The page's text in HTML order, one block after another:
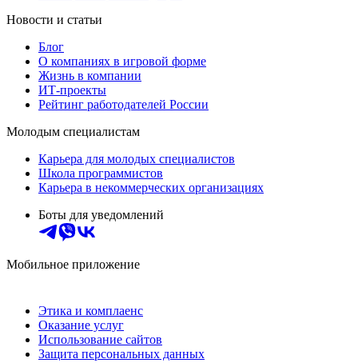
Новости и статьи
Блог
О компаниях в игровой форме
Жизнь в компании
ИТ-проекты
Рейтинг работодателей России
Молодым специалистам
Карьера для молодых специалистов
Школа программистов
Карьера в некоммерческих организациях
Боты для уведомлений
Мобильное приложение
Этика и комплаенс
Оказание услуг
Использование сайтов
Защита персональных данных